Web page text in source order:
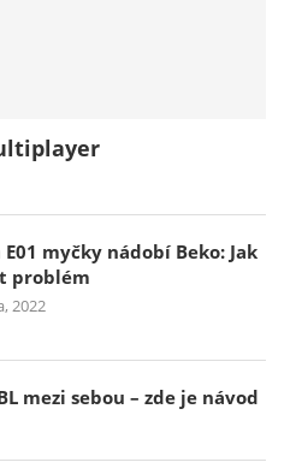
E01 myčky nádobí Beko: Jak
problém
2022
mezi sebou – zde je návod